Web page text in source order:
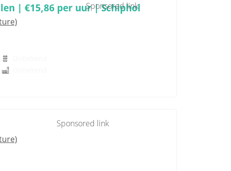
| €15,86 per uur | Schiphol
Sponsored link
Sponsored link